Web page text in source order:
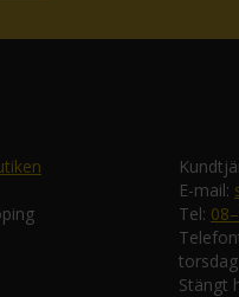
E-mail:
Tel:
torsdag
Stängt